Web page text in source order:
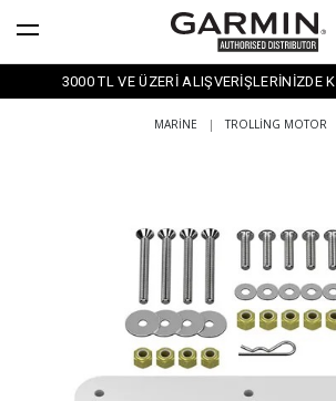
3000 TL VE ÜZERİ ALIŞVERİŞLERİNİZDE
MARINE | TROLLING MOTOR